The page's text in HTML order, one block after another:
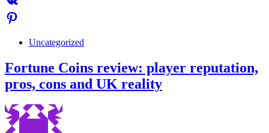
Uncategorized
Fortune Coins review: player reputation,
pros, cons and UK reality